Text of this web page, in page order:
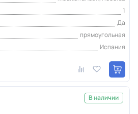
1
Да
прямоугольная
Испания
В наличии